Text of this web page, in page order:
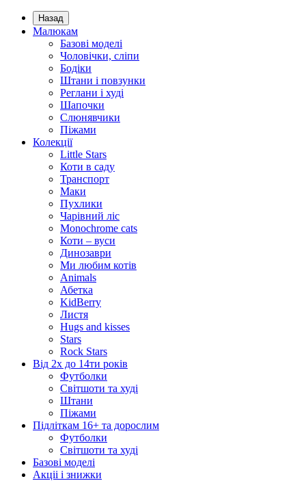
Назад
Малюкам
Базові моделі
Чоловічки, сліпи
Бодіки
Штани і повзунки
Реглани і худі
Шапочки
Слюнявчики
Піжами
Колекції
Little Stars
Коти в саду
Транспорт
Маки
Пухлики
Чарівний ліс
Monochrome cats
Коти – вуси
Динозаври
Ми любим котів
Animals
Абетка
KidBerry
Листя
Hugs and kisses
Stars
Rock Stars
Від 2х до 14ти років
Футболки
Світшоти та худі
Штани
Піжами
Підліткам 16+ та дорослим
Футболки
Світшоти та худі
Базові моделі
Акціі і знижки